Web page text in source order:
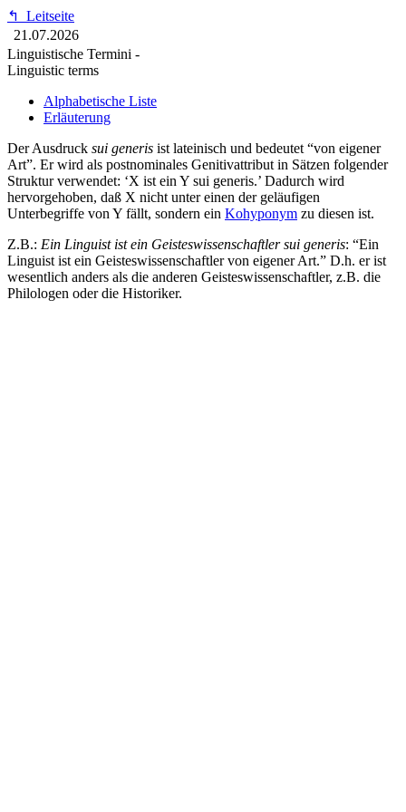
↰
Leitseite
21.07.2026
Linguistische Termini -
Linguistic terms
Alphabetische Liste
Erläuterung
Der Ausdruck sui generis ist lateinisch und bedeutet “von eigener
Art”. Er wird als postnominales Genitivattribut in Sätzen folgender
Struktur verwendet: ‘X ist ein Y sui generis.’ Dadurch wird
hervorgehoben, daß X nicht unter einen der geläufigen
Unterbegriffe von Y fällt, sondern ein Kohyponym zu diesen ist.
Z.B.: Ein Linguist ist ein Geisteswissenschaftler sui generis: “Ein
Linguist ist ein Geisteswissenschaftler von eigener Art.” D.h. er ist
wesentlich anders als die anderen Geisteswissenschaftler, z.B. die
Philologen oder die Historiker.